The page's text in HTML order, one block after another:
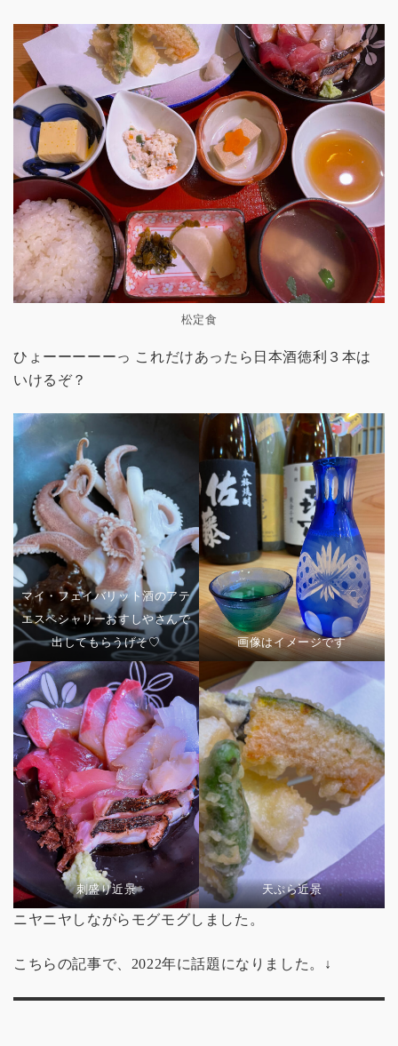
松定食
ひょーーーーーっ これだけあったら日本酒徳利３本は
いけるぞ？
マイ・フェイバリット酒のアテ
エスペシャリーおすしやさんで
出してもらうげそ♡
画像はイメージです
刺盛り近景 天ぷら近景
ニヤニヤしながらモグモグしました。
こちらの記事で、2022年に話題になりました。↓